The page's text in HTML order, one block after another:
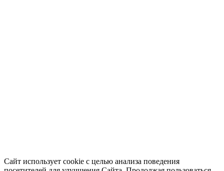
Сайт использует cookie с целью анализа поведения